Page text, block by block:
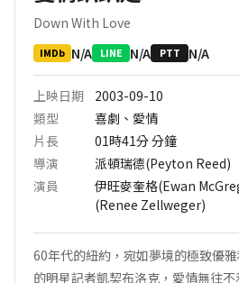
Down With Love
IMDb N/A LINE N/A PTT N/A
上映日期
2003-09-10
類型
喜劇、愛情
片長
01時41分分鐘
導演
派頓瑞德(Peyton Reed)
演員
伊旺麥奎格(Ewan
(Renee Zellweger)
60年代的紐約，宛如夢境的極致優
的明星記者凱契布洛克，愛情無往